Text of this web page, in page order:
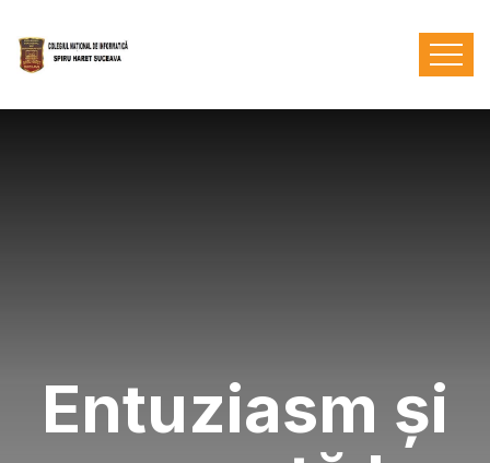
Entuziasm și